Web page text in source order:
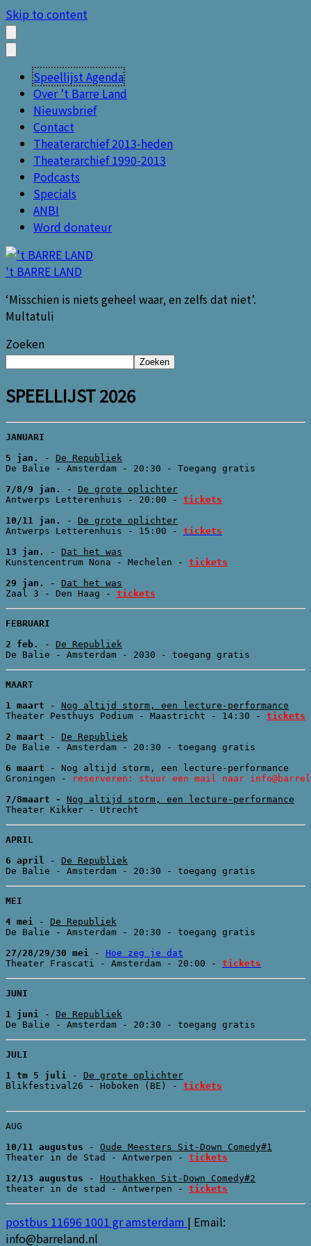
Skip to content
Speellijst Agenda
Over ’t Barre Land
Nieuwsbrief
Contact
Theaterarchief 2013-heden
Theaterarchief 1990-2013
Podcasts
Specials
ANBI
Word donateur
't BARRE LAND
‘Misschien is niets geheel waar, en zelfs dat niet’.
Multatuli
Zoeken
Zoeken
SPEELLIJST 2026
JANUARI
5 jan.
- De Republiek
De Balie - Amsterdam - 20:30 - Toegang gratis
7/8/9 jan.
-
Antwerps Letterenhuis - 20:00 - tickets
10/11 jan.
- De grote oplichter
Antwerps Letterenhuis - 15:00 - tickets
13 jan.
- Dat het was
Kunstencentrum Nona - Mechelen - tickets
29 jan.
- Dat het was
Zaal 3 - Den Haag - tickets
FEBRUARI
2 feb.
- De Republiek
MAART
1 maart
- Nog altijd storm, een lecture-performance
Theater Pesthuys Podium - Maastricht - 14:30 - tickets
2 maart
- De Republiek
De Balie - Amsterdam - 20:30 - toegang gratis
6 maart - Nog altijd storm, een lecture-performance
Groningen -
reserveren: stuur een mail naar
7/8maart - Nog altijd storm, een lecture-performance
Theater Kikker - Utrecht
APRIL
6 april
- De Republiek
De Balie - Amsterdam - 20:30 - toegang gratis
MEI
4 mei
- De Republiek
De Balie - Amsterdam - 20:30 - toegang gratis
27/28/29/30 mei
- Hoe zeg je dat
Theater Frascati - Amsterdam - 20:00 - tickets
1 juni
- De Republiek
JULI
1 tm 5 juli
- De grote oplichter
Blikfestival26 - Hoboken (BE) - tickets
AUG
10/11 augustus - Oude Meesters Sit-Down Comedy#1
Theater in de Stad - Antwerpen - tickets
12/13 augustus
- Houthakken Sit-Down Comedy#2
theater in de stad - Antwerpen - tickets
postbus 11696 1001 gr amsterdam | Email:
info@barreland.nl